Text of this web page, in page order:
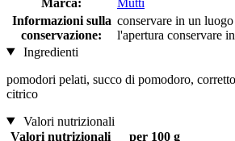
Informazioni sulla
conservazione:
conservare in un
l'apertura conservare
Ingredienti
pomodori pelati, succo di pomodoro,
citrico
Valori nutrizionali
Valori nutrizionali
per 100 g